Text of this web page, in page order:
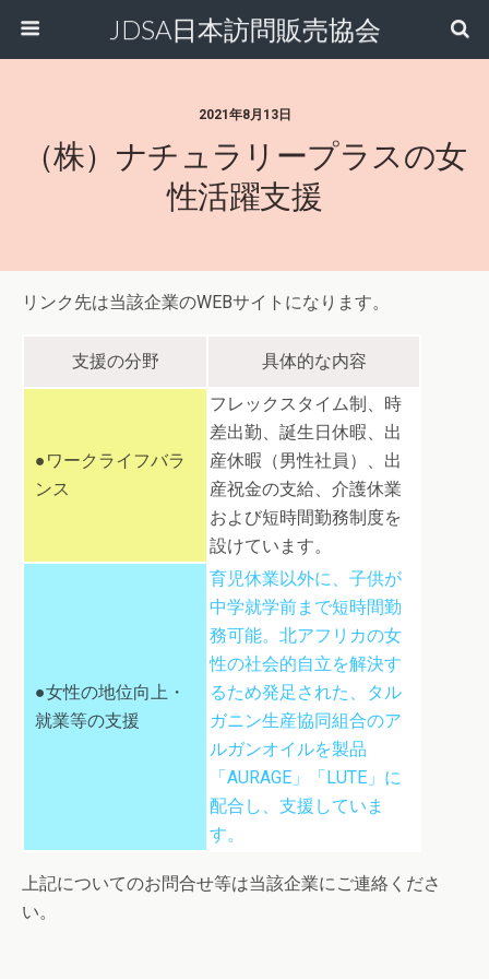
JDSA日本訪問販売協会
2021年8月13日
（株）ナチュラリープラスの女
性活躍支援
リンク先は当該企業のWEBサイトになります。
支援の分野 具体的な内容
●ワークライフバラ
ンス
フレックスタイム制、時
差出勤、誕生日休暇、出
産休暇（男性社員）、出
産祝金の支給、介護休業
および短時間勤務制度を
設けています。
●女性の地位向上・
就業等の支援
育児休業以外に、子供が
中学就学前まで短時間勤
務可能。北アフリカの女
性の社会的自立を解決す
るため発足された、タル
ガニン生産協同組合のア
ルガンオイルを製品
「AURAGE」「LUTE」に
配合し、支援していま
す。
上記についてのお問合せ等は当該企業にご連絡くださ
い。